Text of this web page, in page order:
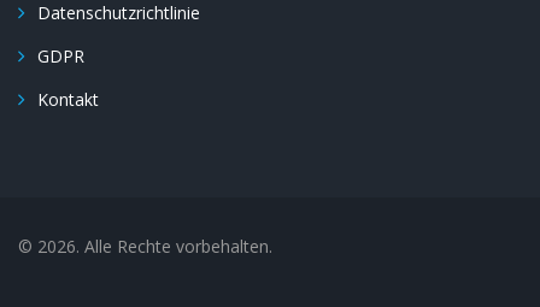
Datenschutzrichtlinie
GDPR
Kontakt
© 2026. Alle Rechte vorbehalten.